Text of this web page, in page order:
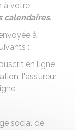
à votre
calendaires.
à
:
en ligne
l'assureur
social de